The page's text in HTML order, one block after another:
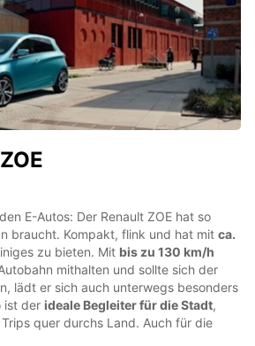
E-Autos: Der Renault ZOE hat so
braucht. Kompakt, flink und hat mit ca.
zu bieten. Mit bis zu 130 km/h
mithalten und sollte sich der
lädt er sich auch unterwegs besonders
ist der ideale Begleiter für die Stadt,
quer durchs Land. Auch für die